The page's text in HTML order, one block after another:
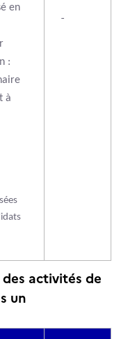
en
:
à
-
des activités de
un